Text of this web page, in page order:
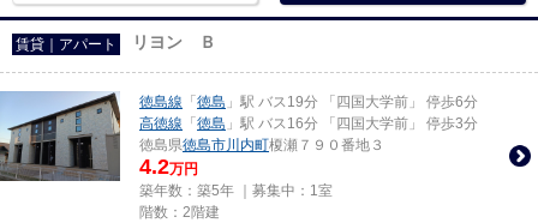
賃貸｜アパート リヨン Ｂ
徳島線 「 徳島 」駅 バス19分 「四国大学前」 停歩6分
高徳線 「 徳島 」駅 バス16分 「四国大学前」 停歩3分
徳島県徳島市川内町榎瀬７９０番地３
4.2万円
築年数：築5年 ｜募集中： 1室
階数：2階建